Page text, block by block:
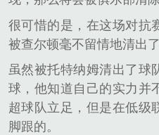
很可惜的是，在这场对抗
被查尔顿毫不留情地清出了
虽然被托特纳姆清出了球
球，他知道自己的实力并
超球队立足，但是在低级
脚跟的。